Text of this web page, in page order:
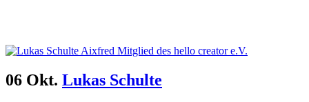
06 Okt. Lukas Schulte